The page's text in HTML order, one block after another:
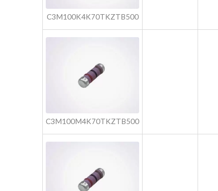
C3M100K4K70TKZTB500
C3M100M4K70TKZTB500